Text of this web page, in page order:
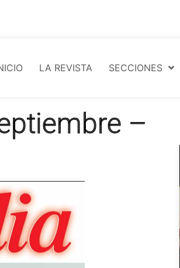
LA REVISTA SECCIONES
–